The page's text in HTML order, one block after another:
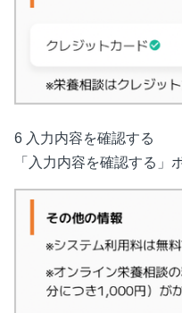
6 入力内容を確認する
「入力内容を確認する」